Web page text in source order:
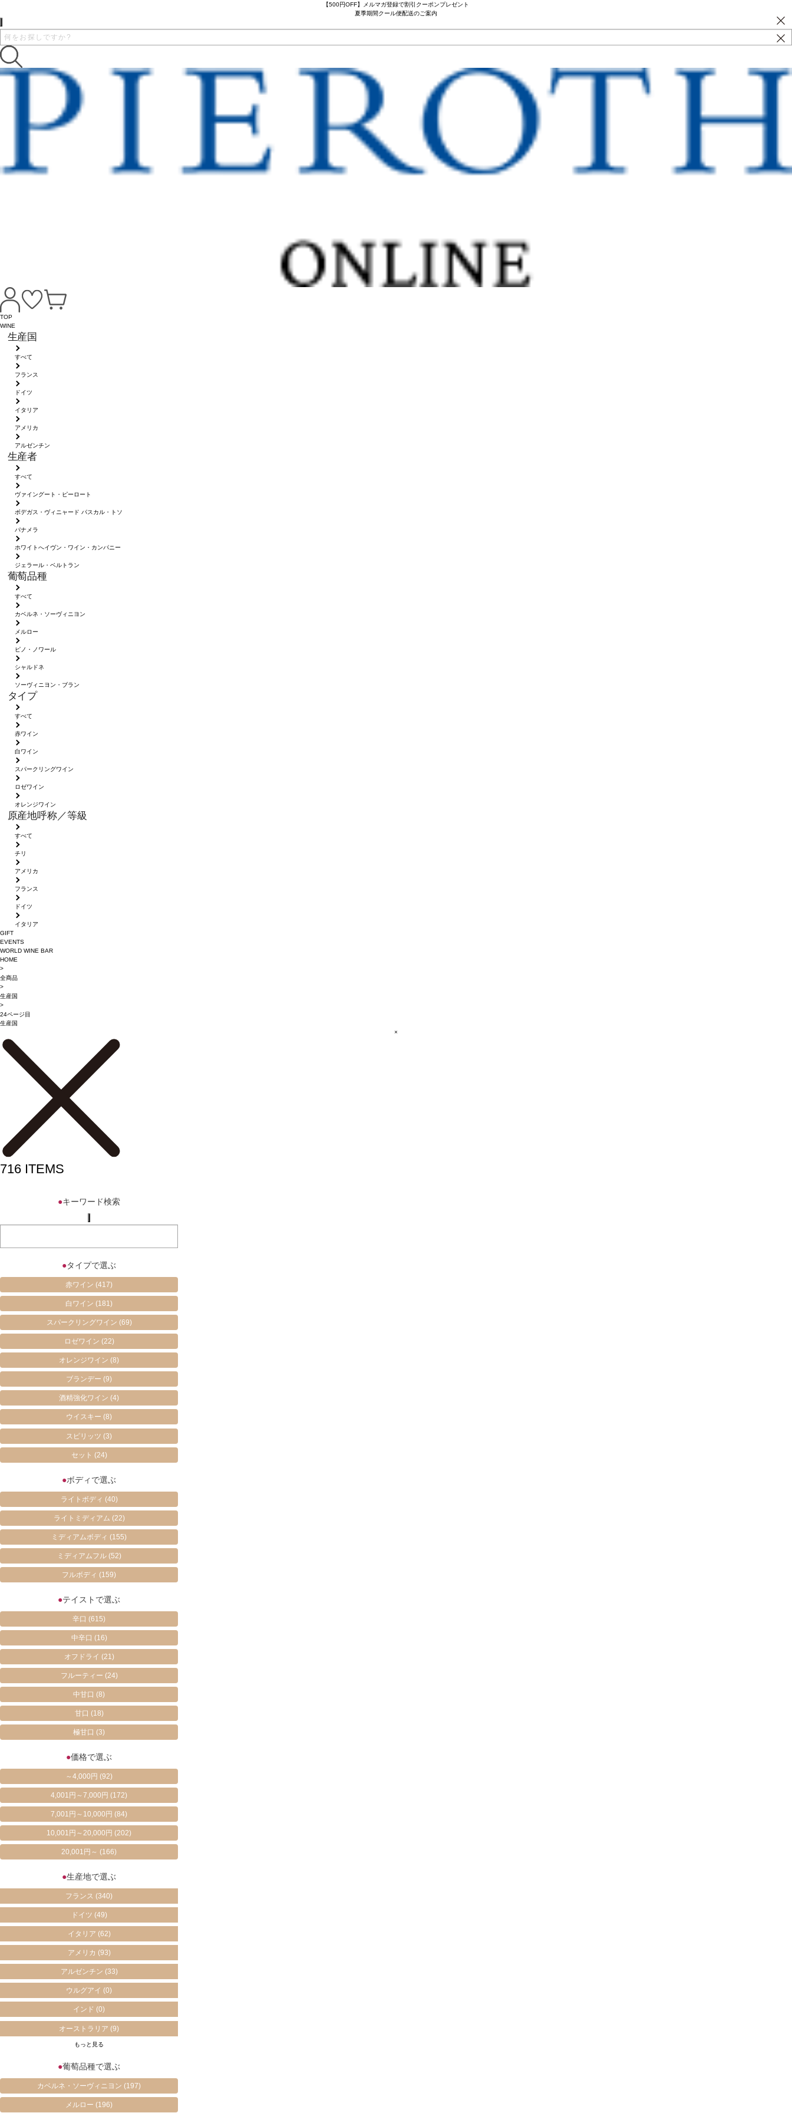
【500円OFF】メルマガ登録で割引クーポンプレゼント
夏季期間クール便配送のご案内
TOP
WINE
生産国
すべて
フランス
ドイツ
イタリア
アメリカ
アルゼンチン
生産者
すべて
ヴァイングート・ピーロート
ボデガス・ヴィニャード パスカル・トソ
パナメラ
ホワイトへイヴン・ワイン・カンパニー
ジェラール・ベルトラン
葡萄品種
すべて
カベルネ・ソーヴィニヨン
メルロー
ピノ・ノワール
シャルドネ
ソーヴィニヨン・ブラン
タイプ
すべて
赤ワイン
白ワイン
スパークリングワイン
ロゼワイン
オレンジワイン
原産地呼称／等級
すべて
チリ
アメリカ
フランス
ドイツ
イタリア
GIFT
EVENTS
WORLD WINE BAR
HOME
>
全商品
>
生産国
>
24ページ目
生産国
×
716ITEMS
●キーワード検索
●タイプで選ぶ
赤ワイン(417)
白ワイン(181)
スパークリングワイン (69)
ロゼワイン (22)
オレンジワイン(8)
ブランデー(9)
酒精強化ワイン(4)
ウイスキー(8)
スピリッツ(3)
セット (24)
●ボディで選ぶ
ライトボディ (40)
ライトミディアム (22)
ミディアムボディ(155)
ミディアムフル (52)
フルボディ(159)
●テイストで選ぶ
辛口(615)
中辛口 (16)
オフドライ (21)
フルーティー (24)
中甘口(8)
甘口 (18)
極甘口(3)
●価格で選ぶ
～4,000円(92)
4,001円～7,000円(172)
7,001円～10,000円(84)
10,001円～20,000円(202)
20,001円～(166)
●生産地で選ぶ
フランス(340)
ドイツ (49)
イタリア (62)
アメリカ (93)
アルゼンチン (33)
ウルグアイ(0)
インド(0)
オーストラリア(9)
もっと見る
●葡萄品種で選ぶ
カベルネ・ソーヴィニヨン(197)
メルロー(196)